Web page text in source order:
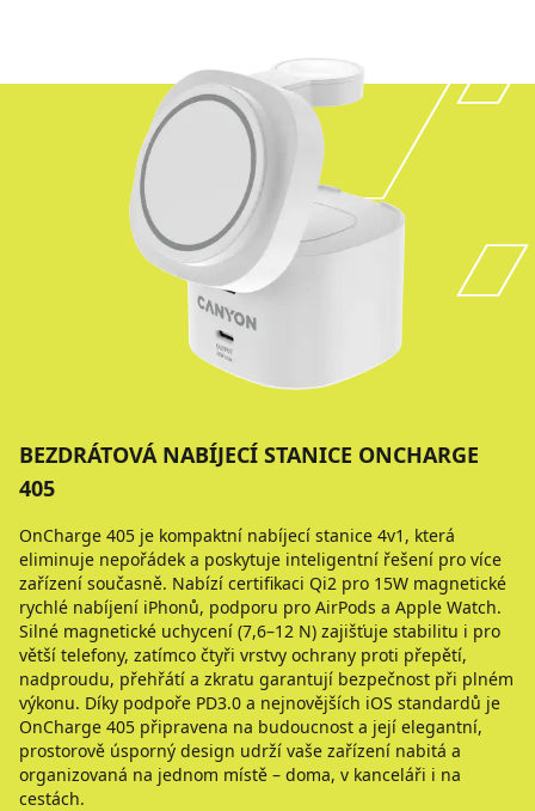
BEZDRÁTOVÁ NABÍJECÍ STANICE ONCHARGE
405
OnCharge 405 je kompaktní nabíjecí stanice 4v1, která
eliminuje nepořádek a poskytuje inteligentní řešení pro více
zařízení současně. Nabízí certifikaci Qi2 pro 15W magnetické
rychlé nabíjení iPhonů, podporu pro AirPods a Apple Watch.
Silné magnetické uchycení (7,6–12 N) zajišťuje stabilitu i pro
větší telefony, zatímco čtyři vrstvy ochrany proti přepětí,
nadproudu, přehřátí a zkratu garantují bezpečnost při plném
výkonu. Díky podpoře PD3.0 a nejnovějších iOS standardů je
OnCharge 405 připravena na budoucnost a její elegantní,
prostorově úsporný design udrží vaše zařízení nabitá a
organizovaná na jednom místě – doma, v kanceláři i na
cestách.